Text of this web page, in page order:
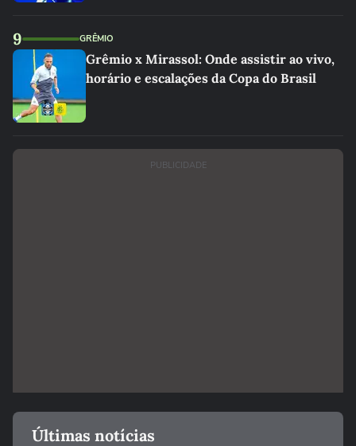
9 GRÊMIO
Grêmio x Mirassol: Onde assistir ao vivo,
horário e escalações da Copa do Brasil
PUBLICIDADE
Últimas notícias